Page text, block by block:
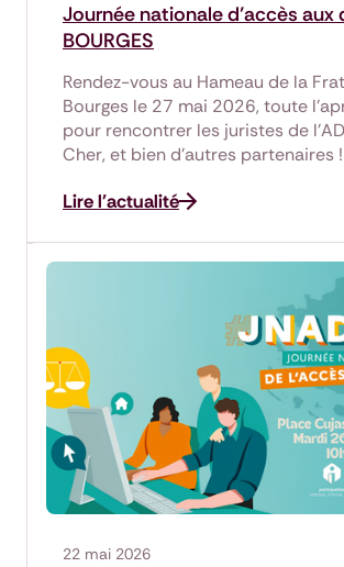
Journée nationale d’accès aux
BOURGES
Rendez-vous au Hameau de la
Bourges le 27 mai 2026, toute
pour rencontrer les juristes de
Cher, et bien d'autres partenaires !
Lire l'actualité
22 mai 2026